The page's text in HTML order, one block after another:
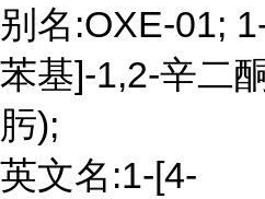
别名:OXE-01;
苯基]-1,2-辛二
肟);
英文名:1-[4-